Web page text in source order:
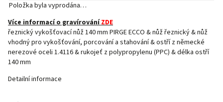
Položka byla vyprodána…
Více informací o gravírováníZDE
řeznický vykošťovací nůž 140 mm PIRGE ECCO & nůž řeznický & nůž
vhodný pro vykošťování, porcování a stahování & ostří z německé
nerezové oceli 1.4116 & rukojeť z polypropylenu (PPC) & délka ostří
140 mm
Detailní informace